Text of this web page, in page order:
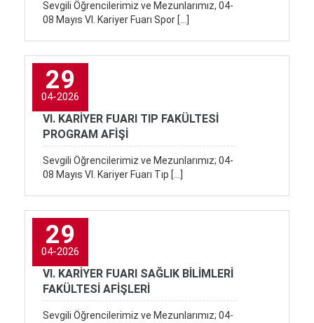
Sevgili Öğrencilerimiz ve Mezunlarımız, 04-
08 Mayıs VI. Kariyer Fuarı Spor […]
29
04-2026
VI. KARİYER FUARI TIP FAKÜLTESİ
PROGRAM AFİŞİ
Sevgili Öğrencilerimiz ve Mezunlarımız; 04-
08 Mayıs VI. Kariyer Fuarı Tıp […]
29
04-2026
VI. KARİYER FUARI SAĞLIK BİLİMLERİ
FAKÜLTESİ AFİŞLERİ
Sevgili Öğrencilerimiz ve Mezunlarımız; 04-